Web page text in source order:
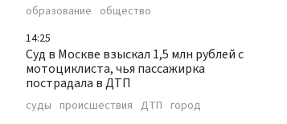
образование общество
14:25
Суд в Москве взыскал 1,5 млн рублей с
мотоциклиста, чья пассажирка
пострадала в ДТП
суды происшествия ДТП город